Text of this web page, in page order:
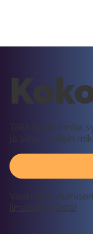
Tällä oppitunnilla
ja siihen milloin
Vaatii
ilmaiseksi tästä!